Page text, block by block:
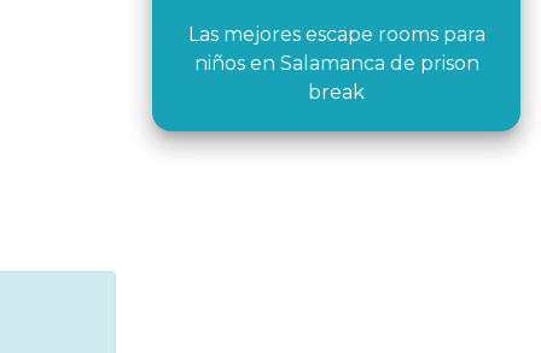
Las mejores escape rooms para
niños en Salamanca de prison
break